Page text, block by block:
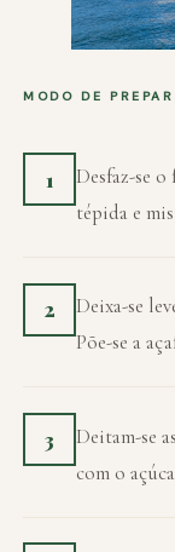
MODO DE
1
Desfaz-se
tépida e
2
Deixa-se
Põe-se a
3
Deitam-se
com o